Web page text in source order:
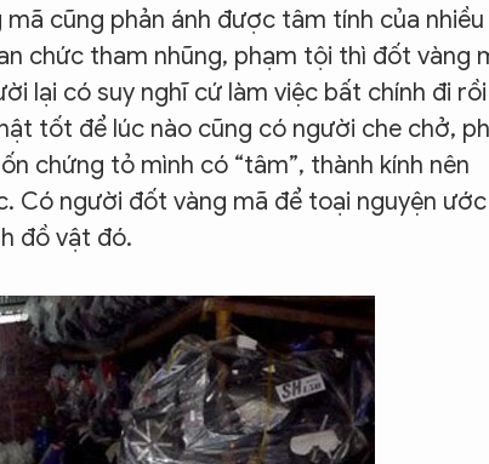
cũng phản ánh được tâm tính của nhiều
chức tham nhũng, phạm tội thì đốt vàng
lại có suy nghĩ cứ làm việc bất chính đi rồi
tốt để lúc nào cũng có người che chở,
chứng tỏ mình có “tâm”, thành kính nên
Có người đốt vàng mã để toại nguyện ước
đồ vật đó.